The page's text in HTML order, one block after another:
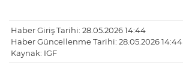
Haber Giriş Tarihi: 28.05.2026 14:44
Haber Güncellenme Tarihi: 28.05.2026 14:44
Kaynak: IGF